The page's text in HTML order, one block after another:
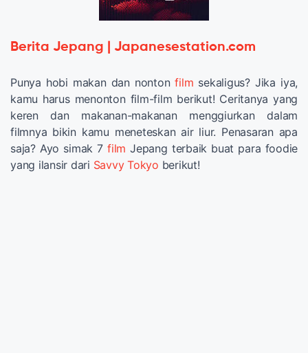
Berita Jepang | Japanesestation.com
Punya hobi makan dan nontonfilm sekaligus? Jika iya,
kamu harus menonton film-film berikut! Ceritanya yang
keren dan makanan-makanan menggiurkan dalam
filmnya bikin kamu meneteskan air liur. Penasaran apa
saja? Ayo simak 7film Jepang terbaik buat para foodie
yang ilansir dari Savvy Tokyo berikut!